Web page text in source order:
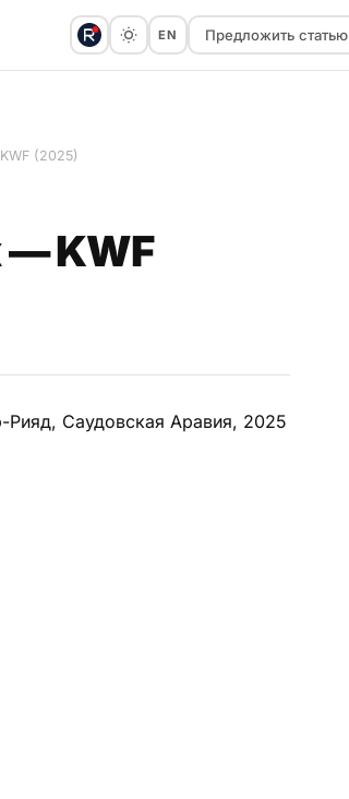
EN Предложить статью
(2025)
— KWF
Рияд, Саудовская Аравия, 2025